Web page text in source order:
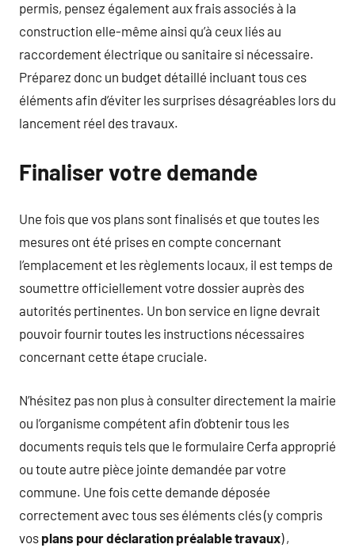
permis, pensez également aux frais associés à la
construction elle-même ainsi qu’à ceux liés au
raccordement électrique ou sanitaire si nécessaire.
Préparez donc un budget détaillé incluant tous ces
éléments afin d’éviter les surprises désagréables lors du
lancement réel des travaux.
Finaliser votre demande
Une fois que vos plans sont finalisés et que toutes les
mesures ont été prises en compte concernant
l’emplacement et les règlements locaux, il est temps de
soumettre officiellement votre dossier auprès des
autorités pertinentes. Un bon service en ligne devrait
pouvoir fournir toutes les instructions nécessaires
concernant cette étape cruciale.
N’hésitez pas non plus à consulter directement la mairie
ou l’organisme compétent afin d’obtenir tous les
documents requis tels que le formulaire Cerfa approprié
ou toute autre pièce jointe demandée par votre
commune. Une fois cette demande déposée
correctement avec tous ses éléments clés (y compris
vos plans pour déclaration préalable travaux) ,